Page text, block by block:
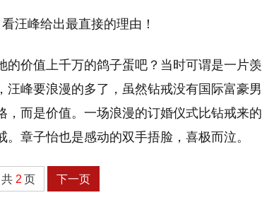
价值上千万的鸽子蛋吧？当时可谓是一片羡
峰要浪漫的多了，虽然钻戒没有国际富豪男
而是价值。一场浪漫的订婚仪式比钻戒来的
章子怡也是感动的双手捂脸，喜极而泣。
共 2 页 下一页